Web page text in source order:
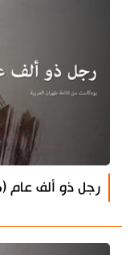
رجل ذو ألف عام (16)